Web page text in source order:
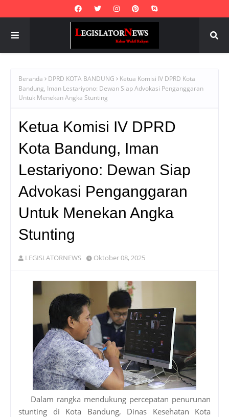
Beranda DPRD KOTA BANDUNG
Ketua Komisi IV DPRD Kota
Bandung, Iman Lestariyono: Dewan Siap Advokasi Penganggaran
Untuk Menekan Angka Stunting
Ketua Komisi IV DPRD
Kota Bandung, Iman
Lestariyono: Dewan Siap
Advokasi Penganggaran
Untuk Menekan Angka
Stunting
LEGISLATORNEWS Oktober 08, 2025
Dalam rangka mendukung percepatan penurunan
stunting di Kota Bandung, Dinas Kesehatan Kota